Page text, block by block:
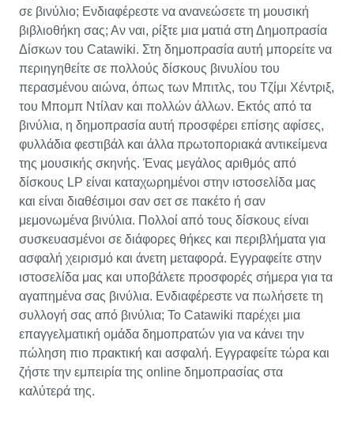
σε βινύλιο; Ενδιαφέρεστε να ανανεώσετε τη μουσική
βιβλιοθήκη σας; Αν ναι, ρίξτε μια ματιά στη Δημοπρασία
Δίσκων του Catawiki. Στη δημοπρασία αυτή μπορείτε να
περιηγηθείτε σε πολλούς δίσκους βινυλίου του
περασμένου αιώνα, όπως των Μπιτλς, του Τζίμι Χέντριξ,
του Μπομπ Ντίλαν και πολλών άλλων. Εκτός από τα
βινύλια, η δημοπρασία αυτή προσφέρει επίσης αφίσες,
φυλλάδια φεστιβάλ και άλλα πρωτοποριακά αντικείμενα
της μουσικής σκηνής. Ένας μεγάλος αριθμός από
δίσκους LP είναι καταχωρημένοι στην ιστοσελίδα μας
και είναι διαθέσιμοι σαν σετ σε πακέτο ή σαν
μεμονωμένα βινύλια. Πολλοί από τους δίσκους είναι
συσκευασμένοι σε διάφορες θήκες και περιβλήματα για
ασφαλή χειρισμό και άνετη μεταφορά. Εγγραφείτε στην
ιστοσελίδα μας και υποβάλετε προσφορές σήμερα για τα
αγαπημένα σας βινύλια. Ενδιαφέρεστε να πωλήσετε τη
συλλογή σας από βινύλια; Το Catawiki παρέχει μια
επαγγελματική ομάδα δημοπρατών για να κάνει την
πώληση πιο πρακτική και ασφαλή. Εγγραφείτε τώρα και
ζήστε την εμπειρία της online δημοπρασίας στα
καλύτερά της.